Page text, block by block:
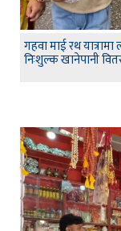
गहवा माई रथ
निःशुल्क खानेपानी